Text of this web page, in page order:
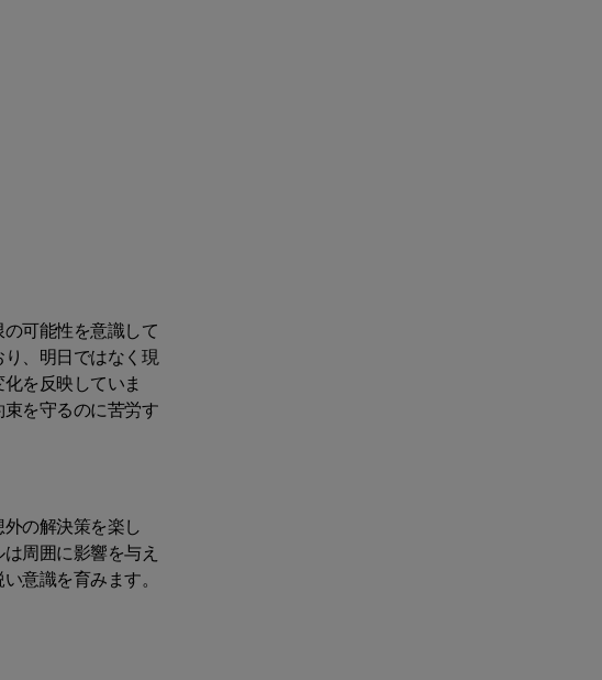
可能性を意識して
、明日ではなく現
を反映していま
を守るのに苦労す
の解決策を楽し
周囲に影響を与え
意識を育みます。